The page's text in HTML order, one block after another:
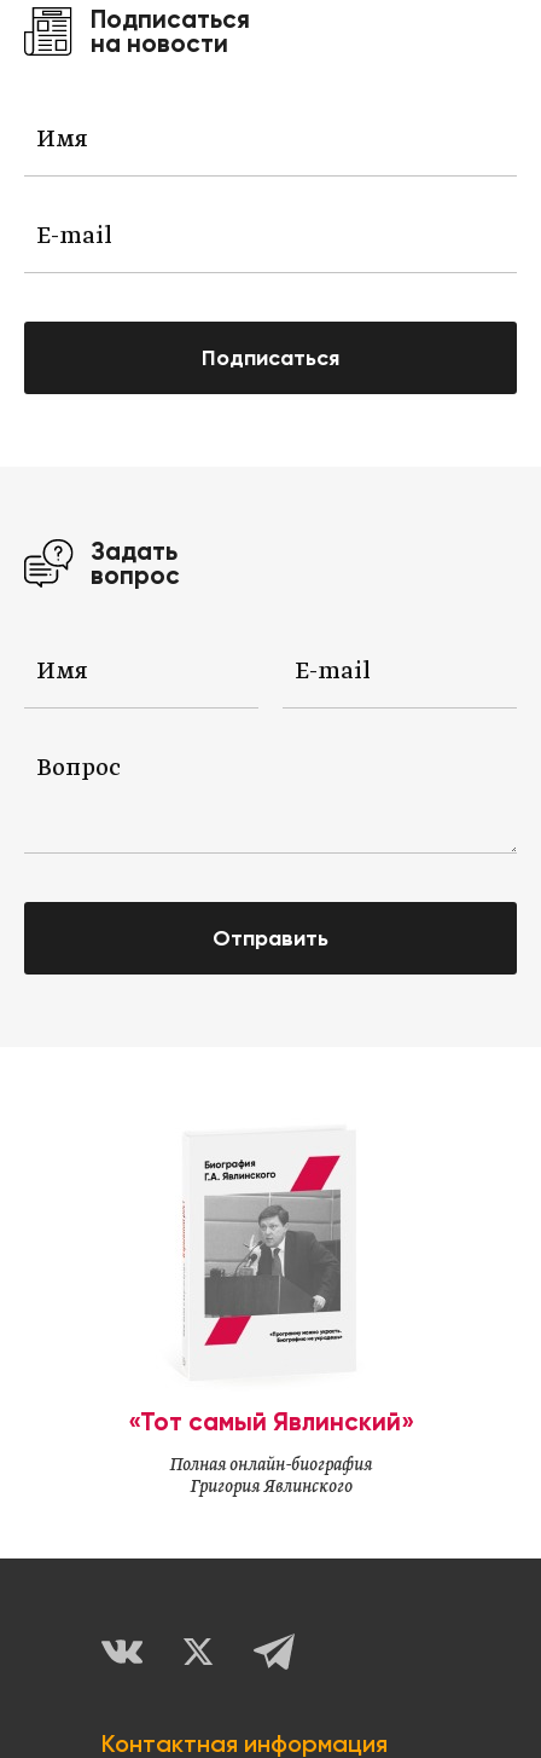
Подписаться
на новости
Подписаться
Задать
вопрос
Отправить
«Тот самый Явлинский»
Полная онлайн-биография
Григория Явлинского
Контактная информация